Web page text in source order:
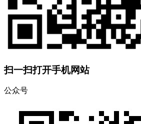
扫一扫打开手机网站
公众号